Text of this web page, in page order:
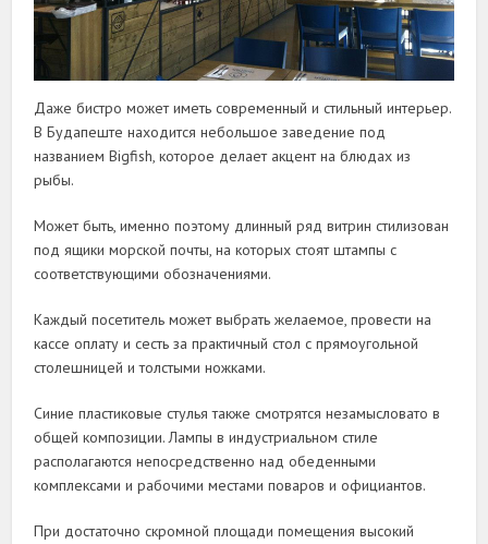
Даже бистро может иметь современный и стильный интерьер.
В Будапеште находится небольшое заведение под
названием Bigfish, которое делает акцент на блюдах из
рыбы.
Может быть, именно поэтому длинный ряд витрин стилизован
под ящики морской почты, на которых стоят штампы с
соответствующими обозначениями.
Каждый посетитель может выбрать желаемое, провести на
кассе оплату и сесть за практичный стол с прямоугольной
столешницей и толстыми ножками.
Синие пластиковые стулья также смотрятся незамысловато в
общей композиции. Лампы в индустриальном стиле
располагаются непосредственно над обеденными
комплексами и рабочими местами поваров и официантов.
При достаточно скромной площади помещения высокий